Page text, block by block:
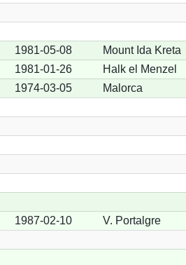
1981-05-08 Mount Ida Kreta
1981-01-26 Halk el Menzel
1974-03-05 Malorca
1987-02-10 V. Portalgre